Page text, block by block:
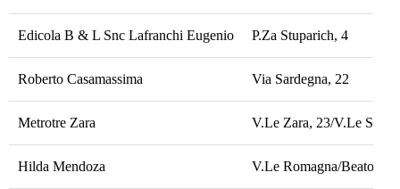
Edicola B & L Snc Lafranchi Eugenio P.Za Stuparich, 4
Roberto Casamassima Via Sardegna, 22
Metrotre Zara V.Le Zara, 23/V.Le
Hilda Mendoza V.Le Romagna/Beato